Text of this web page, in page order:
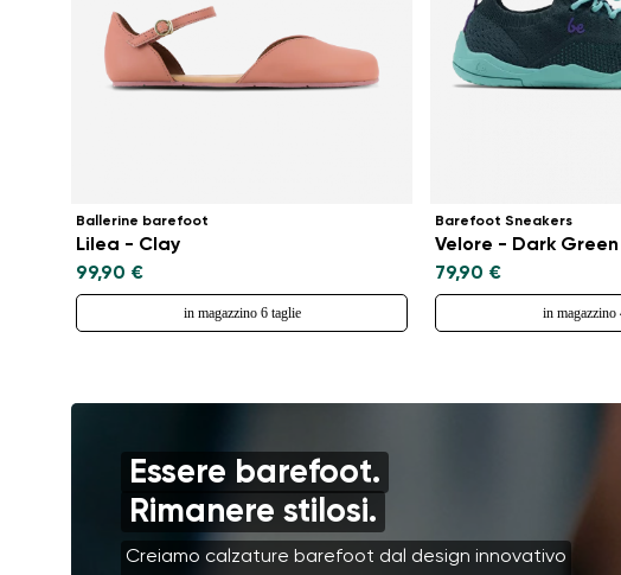
Ballerine barefoot
Lilea - Clay
99,90 €
in magazzino 6 taglie
Barefoot Sneakers
Velore - Dark Green
79,90 €
in magazzino
Essere barefoot.
Rimanere stilosi.
Creiamo calzature barefoot dal design innovativo